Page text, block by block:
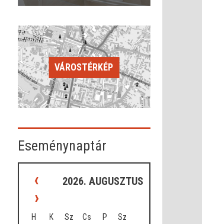
VÁROSTÉRKÉP
Eseménynaptár
‹ 2026. AUGUSZTUS
›
H K Sz Cs P
Sz